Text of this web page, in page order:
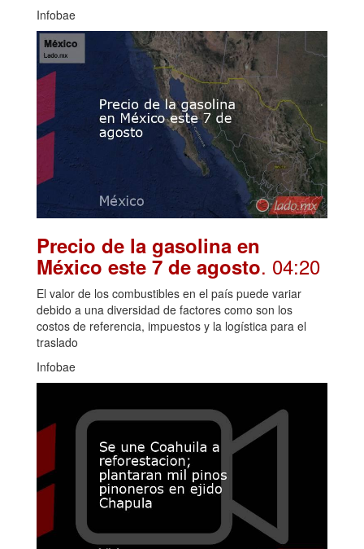
Infobae
Precio de la gasolina en
México este 7 de agosto. 04:20
El valor de los combustibles en el país puede variar
debido a una diversidad de factores como son los
costos de referencia, impuestos y la logística para el
traslado
Infobae